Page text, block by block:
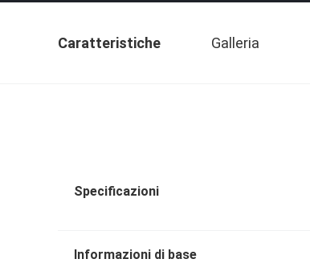
Caratteristiche Galleria
Specificazioni
Informazioni di base